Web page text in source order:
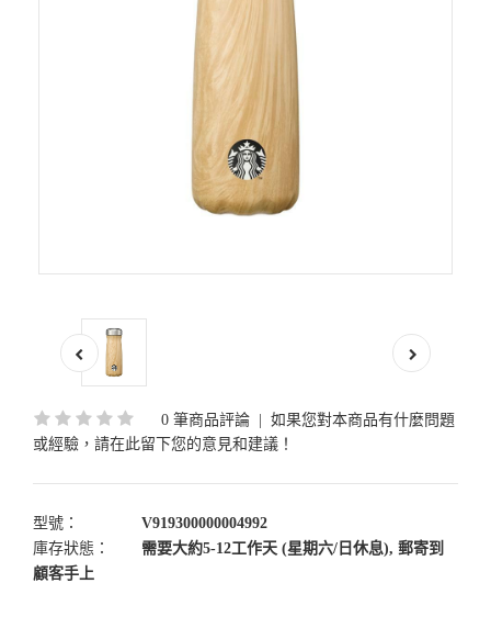
0 筆商品評論
如果您對本商品有什麼問題
或經驗，請在此留下您的意見和建議！
型號：
V919300000004992
庫存狀態：
需要大約5-12工作天 (星期六/日休息), 郵寄到
顧客手上